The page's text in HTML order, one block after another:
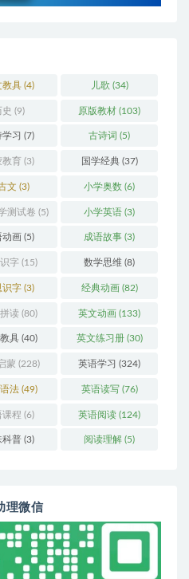
教具 (4) 儿歌 (34)
史 (9) 原版教材 (103)
习 (7) 古诗词 (5)
教育 (3) 国学经典(37)
文 (3) 小学奥数 (6)
测试卷 (5) 小学英语 (3)
动画 (5) 成语故事 (3)
字 (15) 数学思维 (8)
识字 (3) 经典动画(82)
读 (80) 英文动画 (133)
具(40) 英文练习册(30)
蒙 (228) 英语学习 (324)
法(49) 英语读写(76)
课程 (6) 英语阅读 (124)
科普 (3) 阅读理解 (5)
理微信